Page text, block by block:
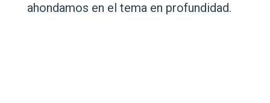
ahondamos en el tema en profundidad.